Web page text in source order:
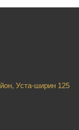
Уста-ширин 125